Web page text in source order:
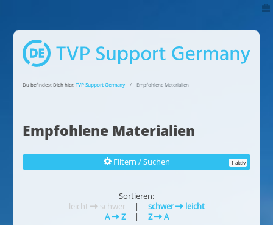
Du befindest Dich hier:TVP Support Germany Empfohlene Materialien
Empfohlene Materialien
Filtern / Suchen 1 aktiv
Sortieren:
leicht
schwer | schwer
leicht
A
Z | Z
A